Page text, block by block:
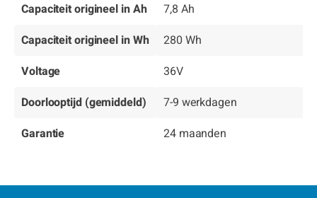
Capaciteit origineel in Ah
7,8 Ah
Capaciteit origineel in Wh
280 Wh
Voltage
36V
Doorlooptijd (gemiddeld)
7-9 werkdagen
Garantie
24 maanden